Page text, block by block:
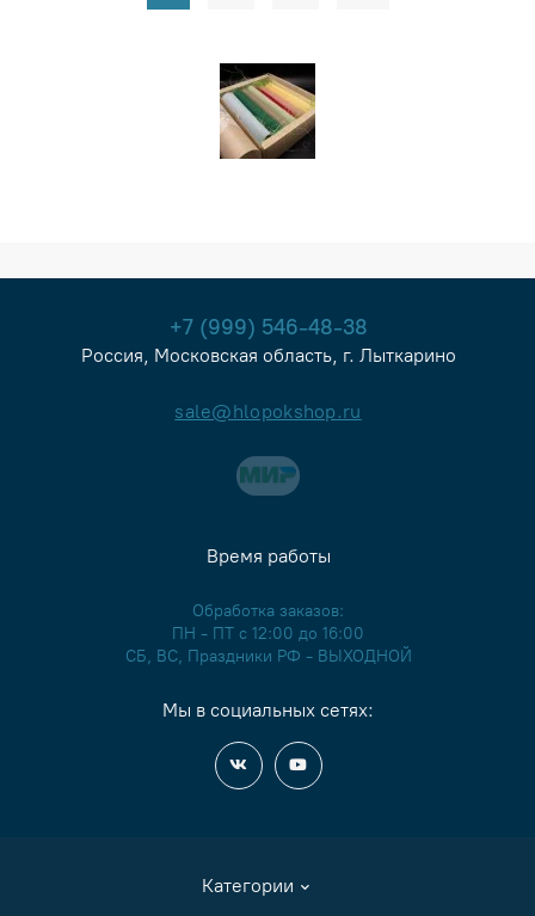
+7 (999) 546-48-38
Россия, Московская область, г. Лыткарино
sale@hlopokshop.ru
Категории
Время работы
Обработка заказов:
ПН - ПТ с 12:00 до 16:00
СБ, ВС, Праздники РФ - ВЫХОДНОЙ
Мы в социальных сетях: